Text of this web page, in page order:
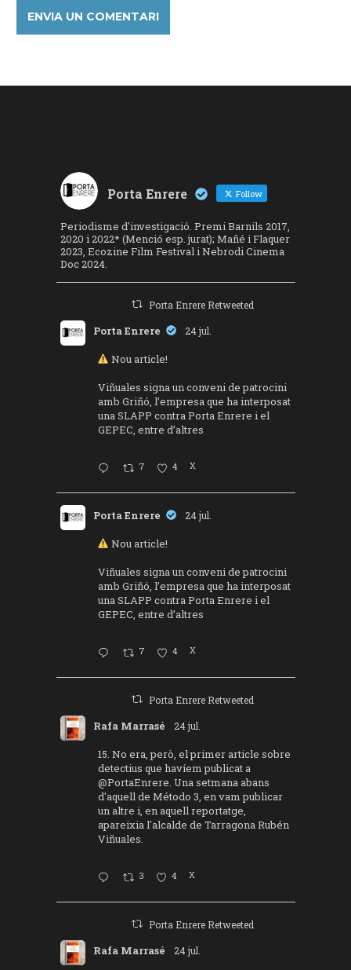
Porta Enrere Follow
Periodisme d'investigació. Premi Barnils 2017,
2020 i 2022* (Menció esp. jurat); Mañé i Flaquer
2023, Ecozine Film Festival i Nebrodi Cinema
Doc 2024.
Porta Enrere Retweeted
Porta Enrere 24 jul.
Nou article!
Viñuales signa un conveni de patrocini
amb Griñó, l’empresa que ha interposat
una SLAPP contra Porta Enrere i el
GEPEC, entre d’altres
7 4 X
Porta Enrere 24 jul.
Nou article!
Viñuales signa un conveni de patrocini
amb Griñó, l’empresa que ha interposat
una SLAPP contra Porta Enrere i el
GEPEC, entre d’altres
7 4 X
Porta Enrere Retweeted
Rafa Marrasé 24 jul.
15. No era, però, el primer article sobre
detectius que havíem publicat a
@PortaEnrere. Una setmana abans
d'aquell de Método 3, en vam publicar
un altre i, en aquell reportatge,
apareixia l'alcalde de Tarragona Rubén
Viñuales.
3 4 X
Porta Enrere Retweeted
Rafa Marrasé 24 jul.